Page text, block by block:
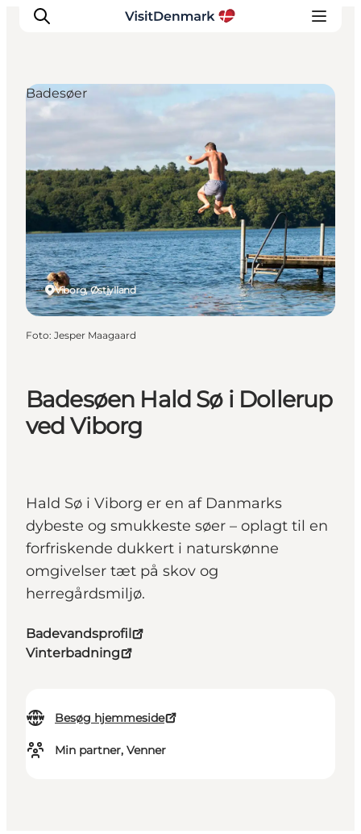
Destinationer
Oplevelser
Overnatning
Planlæg ferien
Badesøen Hald Sø i Dollerup
ved Viborg
Hald Sø i Viborg er en af Danmarks
dybeste og smukkeste søer – oplagt til en
forfriskende dukkert i naturskønne
omgivelser tæt på skov og
herregårdsmiljø.
Badevandsprofil
Vinterbadning
Besøg hjemmeside
Min partner, Venner
Viborg, Østjylland
Badesøer
Foto: Jesper Maagaard